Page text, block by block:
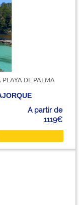
DE PALMA
A partir de
1119€